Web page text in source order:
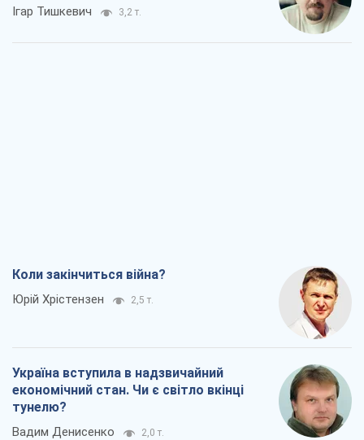
Ігар Тишкевич 3,2 т.
Коли закінчиться війна?
Юрій Хрістензен 2,5 т.
Україна вступила в надзвичайний
економічний стан. Чи є світло вкінці
тунелю?
Вадим Денисенко 2,0 т.